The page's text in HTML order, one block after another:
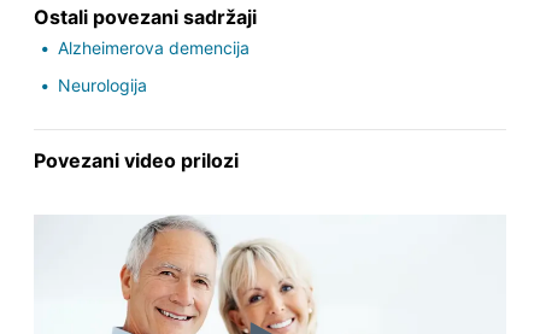
Ostali povezani sadržaji
Alzheimerova demencija
Neurologija
Povezani video prilozi